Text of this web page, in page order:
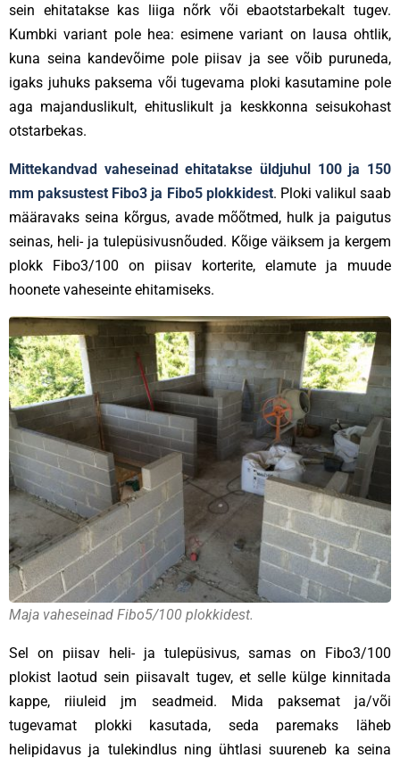
sein ehitatakse kas liiga nõrk või ebaotstarbekalt tugev.
Kumbki variant pole hea: esimene variant on lausa ohtlik,
kuna seina kandevõime pole piisav ja see võib puruneda,
igaks juhuks paksema või tugevama ploki kasutamine pole
aga majanduslikult, ehituslikult ja keskkonna seisukohast
otstarbekas.
Mittekandvad vaheseinad ehitatakse üldjuhul 100 ja 150
mm paksustest Fibo3 ja Fibo5 plokkidest. Ploki valikul saab
määravaks seina kõrgus, avade mõõtmed, hulk ja paigutus
seinas, heli- ja tulepüsivusnõuded. Kõige väiksem ja kergem
plokk Fibo3/100 on piisav korterite, elamute ja muude
hoonete vaheseinte ehitamiseks.
Maja vaheseinad Fibo5/100 plokkidest.
Sel on piisav heli- ja tulepüsivus, samas on Fibo3/100
plokist laotud sein piisavalt tugev, et selle külge kinnitada
kappe, riiuleid jm seadmeid. Mida paksemat ja/või
tugevamat plokki kasutada, seda paremaks läheb
helipidavus ja tulekindlus ning ühtlasi suureneb ka seina